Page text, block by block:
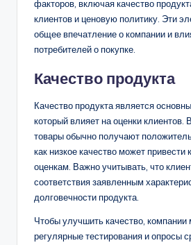
факторов, включая качество
клиентов и ценовую политику. Эти
общее впечатление о компании и
потребителей о покупке.
Качество продукта
Качество продукта является
который влияет на оценки клиентов.
товары обычно получают
как низкое качество может привести
оценкам. Важно учитывать, что
соответствия заявленным
долговечности продукта.
Чтобы улучшить качество, компании
регулярные тестирования и опросы